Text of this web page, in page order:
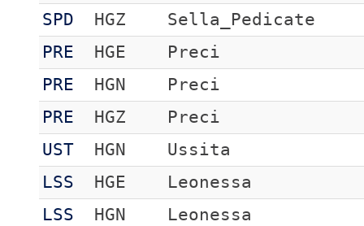
SPD
HGZ
Sella_Pedicate
PRE
HGE
Preci
PRE
HGN
Preci
PRE
HGZ
Preci
UST
HGN
Ussita
LSS
HGE
Leonessa
LSS
HGN
Leonessa